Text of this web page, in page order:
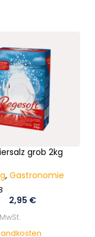
grob 2kg
, Gastronomie
2,95 €